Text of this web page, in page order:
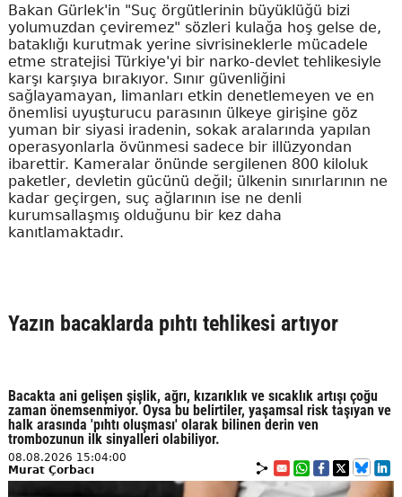
Bakan Gürlek'in "Suç örgütlerinin büyüklüğü bizi
yolumuzdan çeviremez" sözleri kulağa hoş gelse de,
bataklığı kurutmak yerine sivrisineklerle mücadele
etme stratejisi Türkiye'yi bir narko-devlet tehlikesiyle
karşı karşıya bırakıyor. Sınır güvenliğini
sağlayamayan, limanları etkin denetlemeyen ve en
önemlisi uyuşturucu parasının ülkeye girişine göz
yuman bir siyasi iradenin, sokak aralarında yapılan
operasyonlarla övünmesi sadece bir illüzyondan
ibarettir. Kameralar önünde sergilenen 800 kiloluk
paketler, devletin gücünü değil; ülkenin sınırlarının ne
kadar geçirgen, suç ağlarının ise ne denli
kurumsallaşmış olduğunu bir kez daha
kanıtlamaktadır.
Yazın bacaklarda pıhtı tehlikesi artıyor
Bacakta ani gelişen şişlik, ağrı, kızarıklık ve sıcaklık artışı çoğu
zaman önemsenmiyor. Oysa bu belirtiler, yaşamsal risk taşıyan ve
halk arasında 'pıhtı oluşması' olarak bilinen derin ven
trombozunun ilk sinyalleri olabiliyor.
08.08.2026 15:04:00
Murat Çorbacı